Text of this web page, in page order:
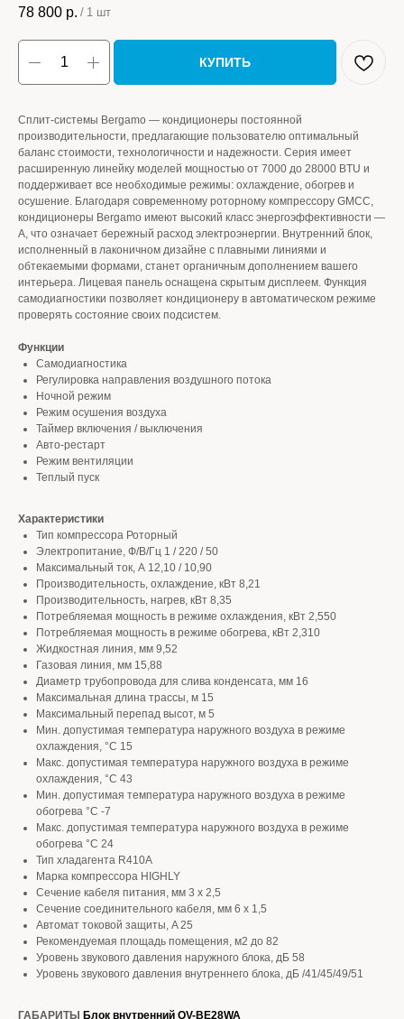
78 800 р. / 1 шт
КУПИТЬ
Сплит-системы Bergamo — кондиционеры постоянной
производительности, предлагающие пользователю оптимальный
баланс стоимости, технологичности и надежности. Серия имеет
расширенную линейку моделей мощностью от 7000 до 28000 BTU и
поддерживает все необходимые режимы: охлаждение, обогрев и
осушение. Благодаря современному роторному компрессору GMCC,
кондиционеры Bergamo имеют высокий класс энергоэффективности —
A, что означает бережный расход электроэнергии. Внутренний блок,
исполненный в лаконичном дизайне с плавными линиями и
обтекаемыми формами, станет органичным дополнением вашего
интерьера. Лицевая панель оснащена скрытым дисплеем. Функция
самодиагностики позволяет кондиционеру в автоматическом режиме
проверять состояние своих подсистем.
Функции
Самодиагностика
Регулировка направления воздушного потока
Ночной режим
Режим осушения воздуха
Таймер включения / выключения
Авто-рестарт
Режим вентиляции
Теплый пуск
Характеристики
Тип компрессора Роторный
Электропитание, Ф/В/Гц 1 / 220 / 50
Максимальный ток, А 12,10 / 10,90
Производительность, охлаждение, кВт 8,21
Производительность, нагрев, кВт 8,35
Потребляемая мощность в режиме охлаждения, кВт 2,550
Потребляемая мощность в режиме обогрева, кВт 2,310
Жидкостная линия, мм 9,52
Газовая линия, мм 15,88
Диаметр трубопровода для слива конденсата, мм 16
Максимальная длина трассы, м 15
Максимальный перепад высот, м 5
Мин. допустимая температура наружного воздуха в режиме
охлаждения, °С 15
Макс. допустимая температура наружного воздуха в режиме
охлаждения, °С 43
Мин. допустимая температура наружного воздуха в режиме
обогрева °С -7
Макс. допустимая температура наружного воздуха в режиме
обогрева °С 24
Тип хладагента R410A
Марка компрессора HIGHLY
Сечение кабеля питания, мм 3 х 2,5
Сечение соединительного кабеля, мм 6 х 1,5
Автомат токовой защиты, A 25
Рекомендуемая площадь помещения, м2 до 82
Уровень звукового давления наружного блока, дБ 58
Уровень звукового давления внутреннего блока, дБ /41/45/49/51
ГАБАРИТЫ Блок внутренний QV-BE28WA